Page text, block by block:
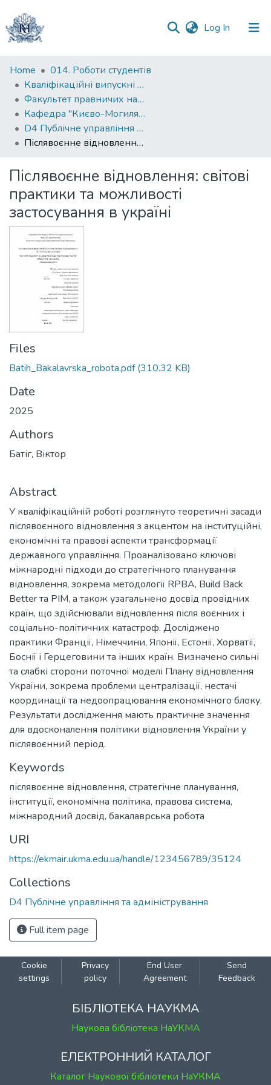
Log In (current)
Communities
&
Collections
All of DSpace
Home
014. Роботи студентів
Кваліфікаційні випускні роботи здобувачів вищої освіти бакалаврських програм
Факультет правничих наук
Кафедра "Києво-Могилянська школа врядування імені Андрія Мелешевича"
D4 Публічне управління та адміністрування
Післявоєнне відновлення: світові практики та можливості застосування в україні
Післявоєнне відновлення: світові
практики та можливості
застосування в україні
Files
Batih_Bakalavrska_robota.pdf(310.32 KB)
Date
2025
Authors
Батіг, Віктор
Abstract
У кваліфікаційній роботі розглянуто теоретичні засади
післявоєнного відновлення з акцентом на інституційні,
економічні та правові аспекти трансформації
державного управління. Проаналізовано ключові
міжнародні підходи до стратегічного планування
відновлення, зокрема методології RPBA, Build Back
Better та PIM, а також узагальнено досвід провідних
країн, що здійснювали відновлення після воєнних і
соціально-політичних катастроф. Досліджено
практики Франції, Німеччини, Японії, Естонії, Хорватії,
Боснії і Герцеговини та інших країн. Визначено сильні
та слабкі сторони поточної моделі Плану відновлення
України, зокрема проблеми централізації, нестачі
координації та недоопрацювання економічного блоку.
Результати дослідження мають практичне значення
для вдосконалення політики відновлення України у
післявоєнний період.
Keywords
післявоєнне відновлення, стратегічне планування,
інституції, економічна політика, правова система,
міжнародний досвід, бакалаврська робота
URI
https://ekmair.ukma.edu.ua/handle/123456789/35124
Collections
D4 Публічне управління та адміністрування
Full item page
Cookie
settings
Privacy
policy
End User
Agreement
Send
Feedback
БІБЛІОТЕКА НАУКМА
Наукова бібліотека НаУКМА
ЕЛЕКТРОННИЙ КАТАЛОГ
Каталог Наукової бібліотеки НаУКМА